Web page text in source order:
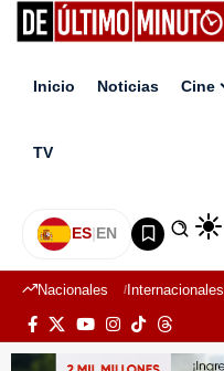
Inicio Noticias Cine
TV
ES|EN
Nacionales Internacionales